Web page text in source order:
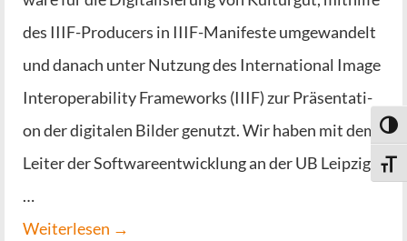
des IIIF-Pro­­du­­cers in IIIF-Mani­­fes­­te umge­wan­delt
und danach unter Nut­zung des Inter­na­tio­nal Image
Inter­ope­ra­bi­li­ty Frame­works (IIIF) zur Prä­sen­ta­ti­
on der digi­ta­len Bil­der genutzt. Wir haben mit dem
Lei­ter der Soft­ware­ent­wick­lung an der UB Leip­zig,
…
Wei­ter­le­sen →